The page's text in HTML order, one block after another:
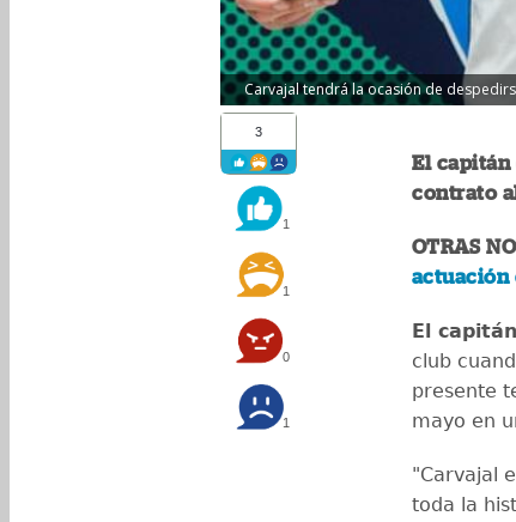
Carvajal tendrá la ocasión de
3
1
1
0
1
El
contrato
OTRAS
actuación
El
club
presente
mayo en
"Carvajal
toda la